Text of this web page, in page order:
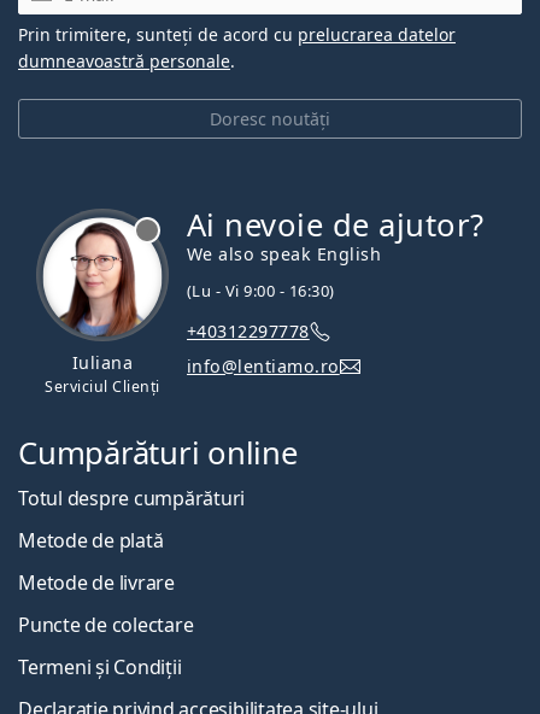
Doresc noutăți
Prin trimitere, sunteți de acord cu prelucrarea datelor
dumneavoastră personale.
Iuliana
Serviciul Clienți
Ai nevoie de ajutor?
We also speak English
(Lu - Vi 9:00 - 16:30)
+40312297778
info@lentiamo.ro
Cumpărături online
Totul despre cumpărături
Metode de plată
Metode de livrare
Puncte de colectare
Termeni și Condiții